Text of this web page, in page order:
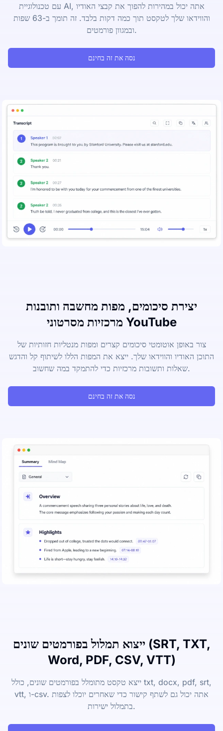
עם טכנולוגיית AI, אתה יכול במהירות להפוך את קבצי האודיו
והווידאו שלך לטקסט תוך כמה דקות בלבד. זה תומך ב-63 שפות
ובמגוון פורמטים.
נסה את זה בחינם
יצירת סיכומים, מפות מחשבה ותובנות
מרכזיות מסרטוני YouTube
צור באופן אוטומטי סיכומים קצרים ומפות מנטליות חזותיות של
התוכן האודיו והווידאו שלך. ייצא את המפות הללו לשיתוף קל והדגש
שאלות ותשובות מרכזיות כדי להתמקד במה שחשוב.
נסה את זה בחינם
ייצוא תמלול בפורמטים שונים (SRT, TXT,
Word, PDF, CSV, VTT)
ייצא טקסט מתומלל בפורמטים שונים, כולל txt, docx, pdf, srt,
vtt, ו-csv. אתה יכול גם לשתף קישור כדי שאחרים יוכלו לצפות
בתמלול ישירות.